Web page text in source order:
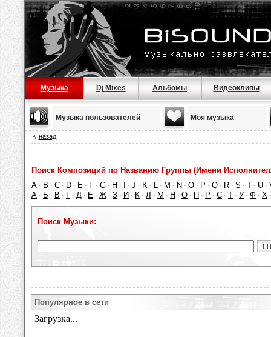
Музыка Dj Mixes Альбомы Видеоклипы
Музыка пользователей Моя музыка
назад
Поиск Композиций по Названию Группы (Имени
A · B · C · D · E · F · G · H · · J · K · L · M · N · O · P · Q · R · S · T · U ·
А · Б · В · Г · Д · Е · Ж · З · И · К · Л · М · Н · О · П · Р · С · Т · У · Ф · Х
Поиск Музыки:
Популярное в сети